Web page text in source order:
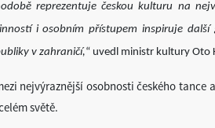
reprezentuje českou kulturu na
i osobním přístupem inspiruje
v zahraničí,“ uvedl ministr kultury Oto
nejvýraznější osobnosti českého
světě.